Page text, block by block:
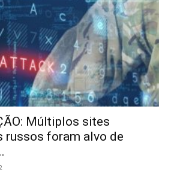
Múltiplos sites
russos foram alvo de